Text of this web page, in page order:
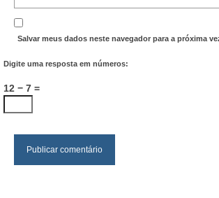
Salvar meus dados neste navegador para a próxima
Digite uma resposta em números:
12 − 7 =